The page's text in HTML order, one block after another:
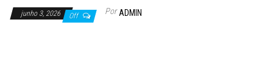
junho 3, 2026 Off Por ADMIN